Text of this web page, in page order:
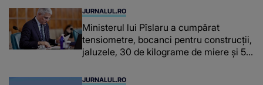
JURNALUL.RO
Ministerul lui Pîslaru a cumpărat
tensiometre, bocanci pentru construcții,
jaluzele, 30 de kilograme de miere și 50
JURNALUL.RO